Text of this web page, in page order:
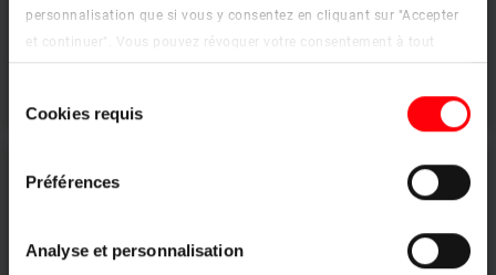
personnalisation que si vous y consentez en cliquant sur "Accepter
et continuer". Vous pouvez révoquer votre consentement à tout
moment. Vous trouverez de plus amples informations sur les
cookies et les options de personnalisation sous le bouton "Afficher
les détails".
duCookies requis
Préférences
Analyse et personnalisation
Les escaliers